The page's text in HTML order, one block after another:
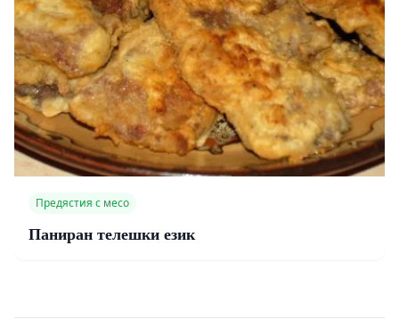
Предястия с месо
Паниран телешки език